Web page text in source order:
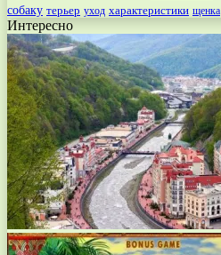
собаку терьер уход характеристики щенка
Интересно